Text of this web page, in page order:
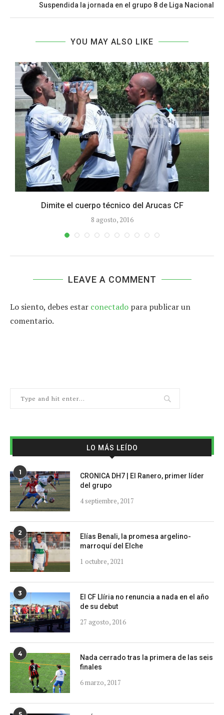
Suspendida la jornada en el grupo 8 de Liga Nacional
YOU MAY ALSO LIKE
Dimite el cuerpo técnico del Arucas CF
8 agosto, 2016
LEAVE A COMMENT
Lo siento, debes estar conectado para publicar un
comentario.
LO MÁS LEÍDO
1
CRONICA DH7 | El Ranero, primer líder
del grupo
4 septiembre, 2017
2
Elías Benali, la promesa argelino-
marroquí del Elche
1 octubre, 2021
3
El CF Llíria no renuncia a nada en el año
de su debut
27 agosto, 2016
4
Nada cerrado tras la primera de las seis
finales
6 marzo, 2017